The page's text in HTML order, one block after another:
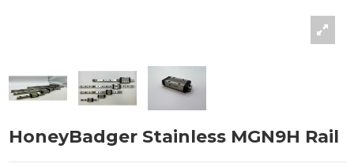
HoneyBadger Stainless MGN9H Rail